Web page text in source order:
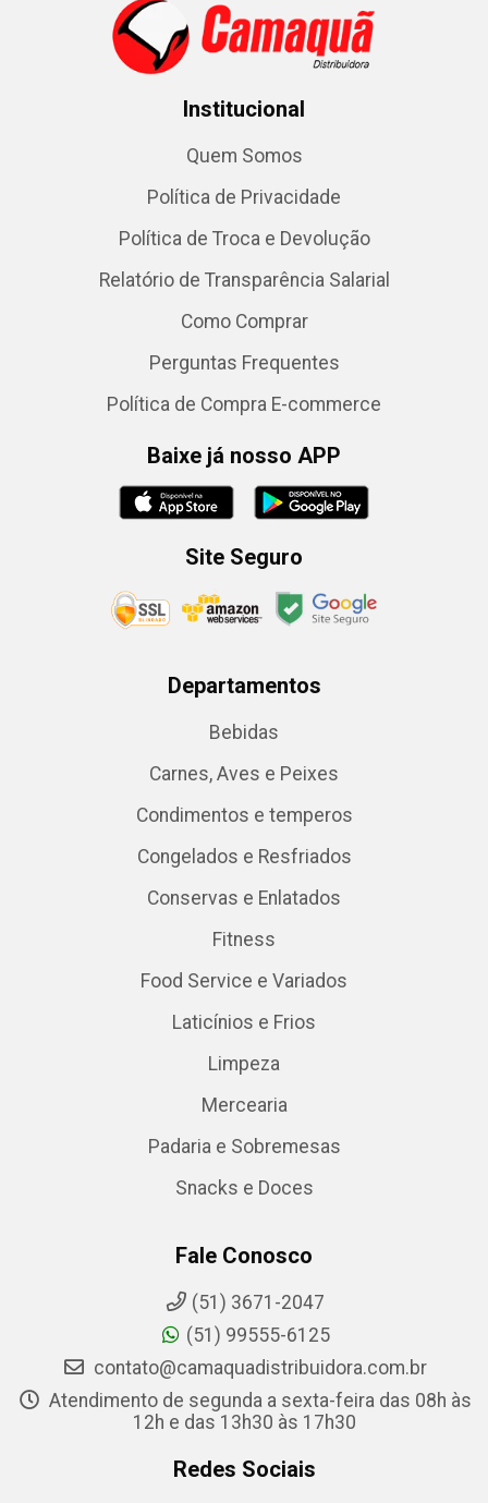
Institucional
Quem Somos
Política de Privacidade
Política de Troca e Devolução
Relatório de Transparência Salarial
Como Comprar
Perguntas Frequentes
Política de Compra E-commerce
Baixe já nosso APP
Site Seguro
Departamentos
Bebidas
Carnes, Aves e Peixes
Condimentos e temperos
Congelados e Resfriados
Conservas e Enlatados
Fitness
Food Service e Variados
Laticínios e Frios
Limpeza
Mercearia
Padaria e Sobremesas
Snacks e Doces
Fale Conosco
(51) 3671-2047
(51) 99555-6125
contato@camaquadistribuidora.com.br
Atendimento de segunda a sexta-feira das 08h às
12h e das 13h30 às 17h30
Redes Sociais